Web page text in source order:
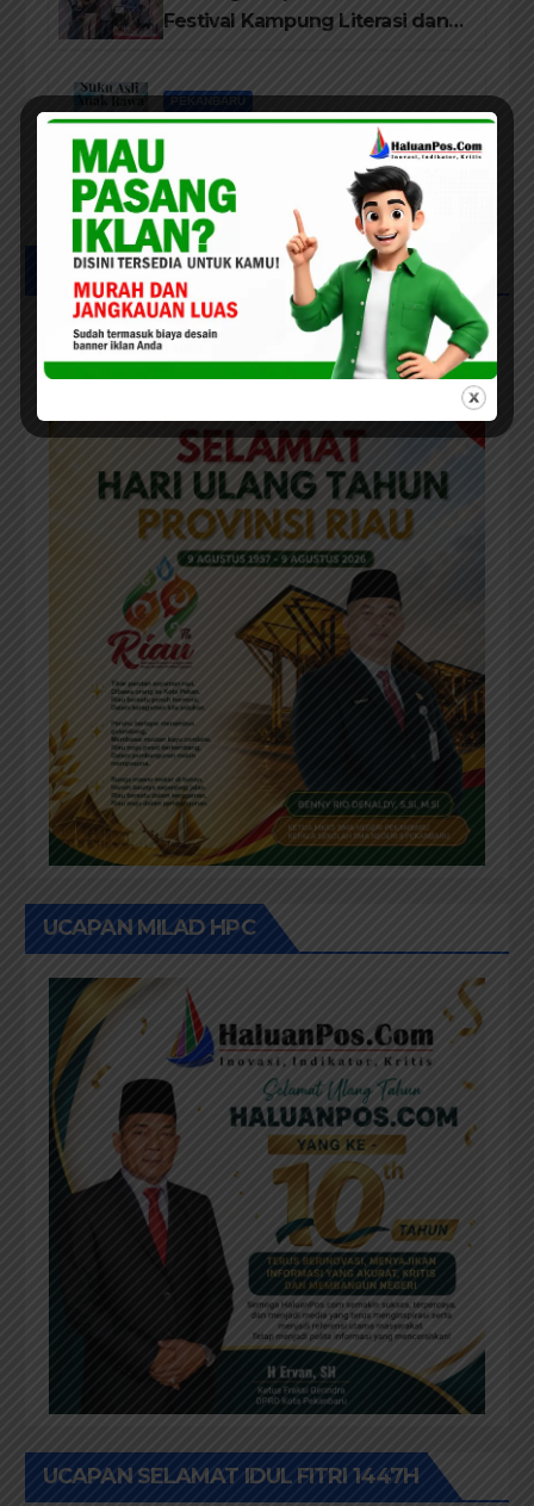
Festival Kampung Literasi dan
PEKANBARU
Bedah Buku Suku Asli Anak
Rawa: Merawat Identitas dan
Kepastian Hukum Masyarakat
Adat
UCAPAN IKLAN HUT RIAU KE-69
UCAPAN MILAD HPC
UCAPAN SELAMAT IDUL FITRI 1447H